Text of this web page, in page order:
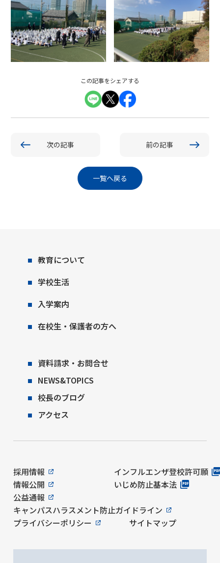
この記事をシェアする
次の記事 前の記事
一覧へ戻る
教育について
学校生活
入学案内
在校生・保護者の方へ
資料請求・お問合せ
NEWS&TOPICS
校長のブログ
アクセス
採用情報
インフルエンザ登校許可願
情報公開
いじめ防止基本法
公益通報
キャンパスハラスメント防止ガイドライン
プライバシーポリシー
サイトマップ